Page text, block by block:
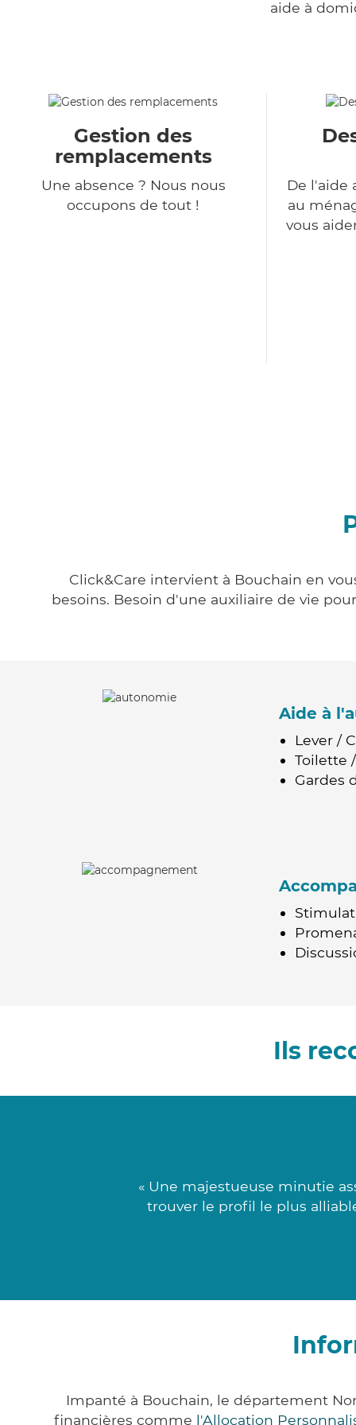
aide à
Gestion des
remplacements
Une absence ? Nous nous
occupons de tout !
De l'aide
au
vous
Click&Care intervient à Bouchain en
besoins. Besoin d'une auxiliaire de vie
Aide à
Lever /
Toilette
Gardes
Ils
« Une majestueuse minutie
trouver le profil le plus
Impanté à Bouchain, le département
financières comme l'Allocation